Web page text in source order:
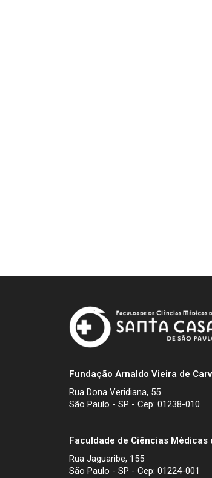
Fundação Arnaldo Vieira de
Rua Dona Veridiana, 55
São Paulo - SP - Cep: 01238-010
Faculdade de Ciências Médicas
Rua Jaguaribe, 155
São Paulo - SP - Cep: 01224-001